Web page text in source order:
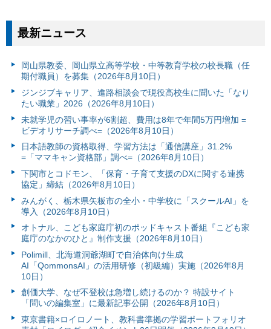
最新ニュース
岡山県教委、岡山県立高等学校・中等教育学校の校長職（任
期付職員）を募集（2026年8月10日）
ジンジブキャリア、進路相談会で現役高校生に聞いた「なり
たい職業」2026（2026年8月10日）
未就学児の習い事率が6割超、費用は8年で年間5万円増加 =
ビデオリサーチ調べ=（2026年8月10日）
日本語教師の資格取得、学習方法は「通信講座」31.2%
=「ママキャン資格部」調べ=（2026年8月10日）
下関市とコドモン、「保育・子育て支援のDXに関する連携
協定」締結（2026年8月10日）
みんがく、栃木県矢板市の全小・中学校に「スクールAI」を
導入（2026年8月10日）
オトナル、こども家庭庁初のポッドキャスト番組『こども家
庭庁のなかのひと』制作支援（2026年8月10日）
Polimill、北海道洞爺湖町で自治体向け生成
AI「QommonsAI」の活用研修（初級編）実施（2026年8月
10日）
創価大学、なぜ不登校は急増し続けるのか？ 特設サイト
「問いの編集室」に最新記事公開（2026年8月10日）
東京書籍×ロイロノート、教科書準拠の学習ポートフォリオ